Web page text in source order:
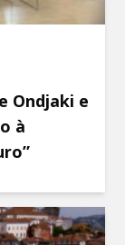
Ondjaki e
à